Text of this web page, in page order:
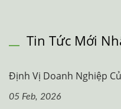
Tin Tức Mới
Định Vị Doanh Nghiệp
05 Feb, 2026